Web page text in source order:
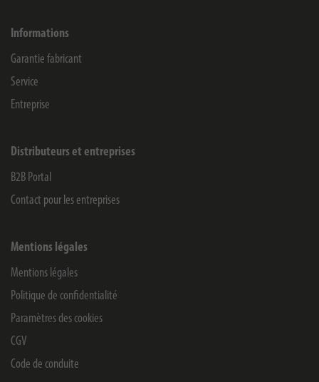
Informations
Garantie fabricant
Service
Entreprise
Distributeurs et entreprises
B2B Portal
Contact pour les entreprises
Mentions légales
Mentions légales
Politique de confidentialité
Paramètres des cookies
CGV
Code de conduite